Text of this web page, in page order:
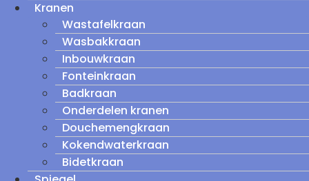
Kranen
Wastafelkraan
Wasbakkraan
Inbouwkraan
Fonteinkraan
Badkraan
Onderdelen kranen
Douchemengkraan
Kokendwaterkraan
Bidetkraan